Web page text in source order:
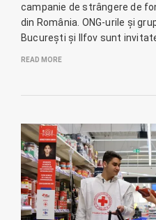
campanie de strângere de
din România. ONG-urile și
București și Ilfov sunt
READ MORE